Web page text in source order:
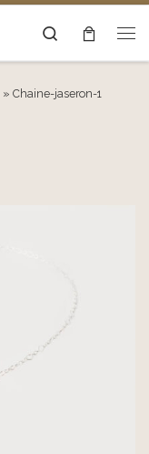
Search
» Chaine-jaseron-1